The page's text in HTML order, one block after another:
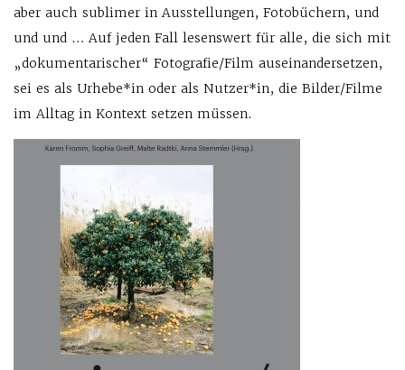
aber auch sublimer in Ausstellungen, Fotobüchern, und
und und … Auf jeden Fall lesenswert für alle, die sich mit
„dokumentarischer“ Fotografie/Film auseinandersetzen,
sei es als Urhebe*in oder als Nutzer*in, die Bilder/Filme
im Alltag in Kontext setzen müssen.